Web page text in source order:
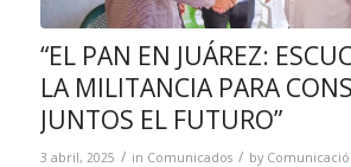
“EL PAN EN JUÁREZ:
LA MILITANCIA PARA
JUNTOS EL FUTURO”
3 abril, 2025 / in Comunicados / by